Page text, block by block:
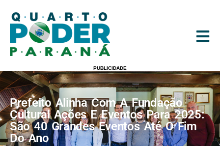
PUBLICIDADE
Prefeito Alinha Com A Fundação
Cultural Ações E Eventos Para 2025:
São 40 Grandes Eventos Até O Fim
Do Ano